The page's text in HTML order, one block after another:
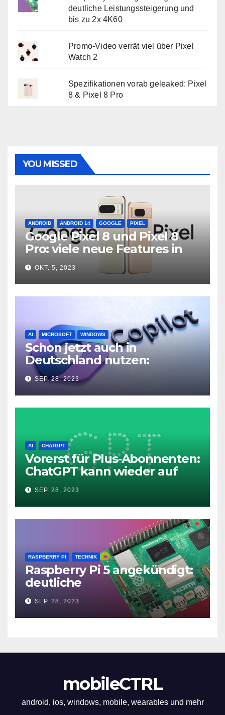
deutliche Leistungssteigerung und
bis zu 2x 4K60
Promo-Video verrät viel über Pixel
Watch 2
Spezifikationen vorab geleaked: Pixel
8 & Pixel 8 Pro
YOU MISSED
ANDROID ANDROID 14 GOOGLE PIXEL
Google Pixel 8 und Pixel 8
Pro: viele neue Features in
neuer Hardware
OKT. 5, 2023
AI MICROSOFT WINDOWS
Schon jetzt auch in
Deutschland nutzen:
Microsoft Copilot in Windows
11 SEP. 28, 2023
AI CHATGPT
Vorerst für Plus-Abonnenten:
ChatGPT kann wieder auf
das Internet zugreifen
SEP. 28, 2023
RASPBERRY PI TECHNIK
Raspberry Pi 5 angekündigt:
deutliche
Leistungssteigerung und bis
zu 2x 4K60
SEP. 28, 2023
mobileCTRL
android, ios, windows, mobile, wearables und mehr